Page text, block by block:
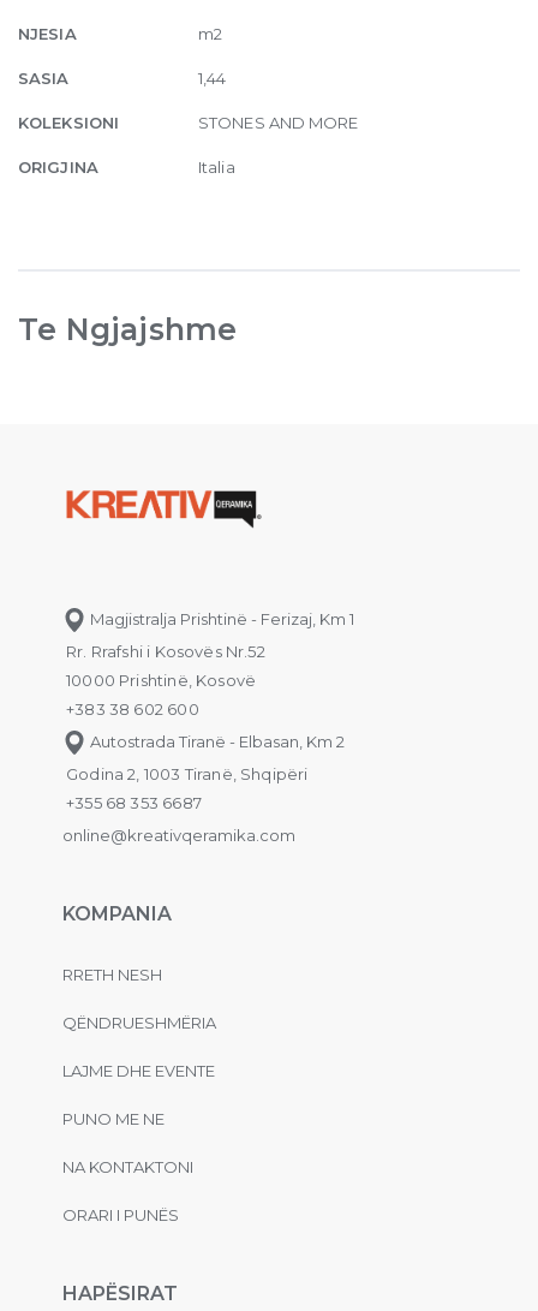
NJESIA m2
SASIA 1,44
KOLEKSIONI STONES AND MORE
ORIGJINA Italia
Te Ngjajshme
Magjistralja Prishtinë - Ferizaj, Km 1
Rr. Rrafshi i Kosovës Nr.52
10000 Prishtinë, Kosovë
+383 38 602 600
Autostrada Tiranë - Elbasan, Km 2
Godina 2, 1003 Tiranë, Shqipëri
+355 68 353 6687
online@kreativqeramika.com
KOMPANIA
RRETH NESH
QËNDRUESHMËRIA
LAJME DHE EVENTE
PUNO ME NE
NA KONTAKTONI
ORARI I PUNËS
HAPËSIRAT